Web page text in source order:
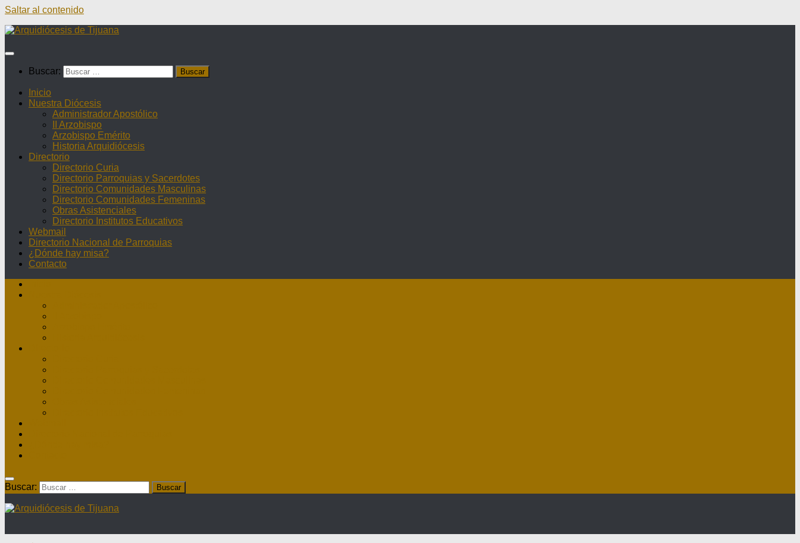
Saltar al contenido
Buscar:
Inicio
Nuestra Diócesis
Administrador Apostólico
II Arzobispo
Arzobispo Emérito
Historia Arquidiócesis
Directorio
Directorio Curia
Directorio Parroquias y Sacerdotes
Directorio Comunidades Masculinas
Directorio Comunidades Femeninas
Obras Asistenciales
Directorio Institutos Educativos
Webmail
Directorio Nacional de Parroquias
¿Dónde hay misa?
Contacto
Buscar: